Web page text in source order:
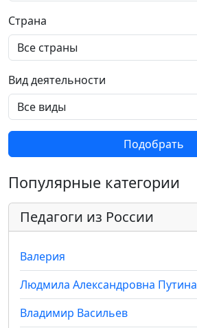
Страна
Вид деятельности
Подобрать
Популярные категории
Педагоги из России
Валерия
Людмила Александровна Путина
Владимир Васильев